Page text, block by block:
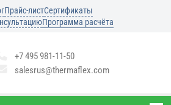
Прайс-листСертификаты
Программа расчёта
+7 495 981-11-50
salesrus@thermaflex.com